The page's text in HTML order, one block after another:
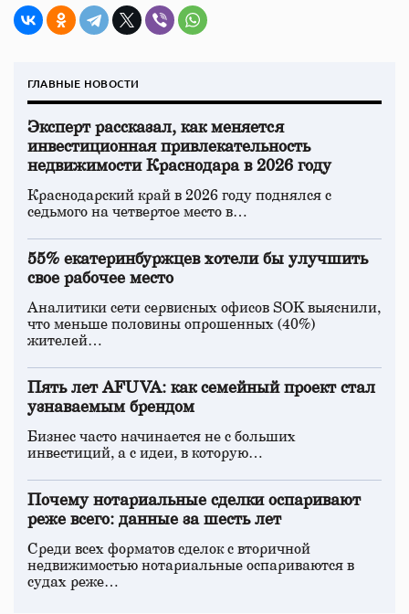
ГЛАВНЫЕ НОВОСТИ
Эксперт рассказал, как меняется
инвестиционная привлекательность
недвижимости Краснодара в 2026 году
Краснодарский край в 2026 году поднялся с
седьмого на четвертое место в…
55% екатеринбуржцев хотели бы улучшить
свое рабочее место
Аналитики сети сервисных офисов SOK выяснили,
что меньше половины опрошенных (40%)
жителей…
Пять лет AFUVA: как семейный проект стал
узнаваемым брендом
Бизнес часто начинается не с больших
инвестиций, а с идеи, в которую…
Почему нотариальные сделки оспаривают
реже всего: данные за шесть лет
Среди всех форматов сделок с вторичной
недвижимостью нотариальные оспариваются в
судах реже…